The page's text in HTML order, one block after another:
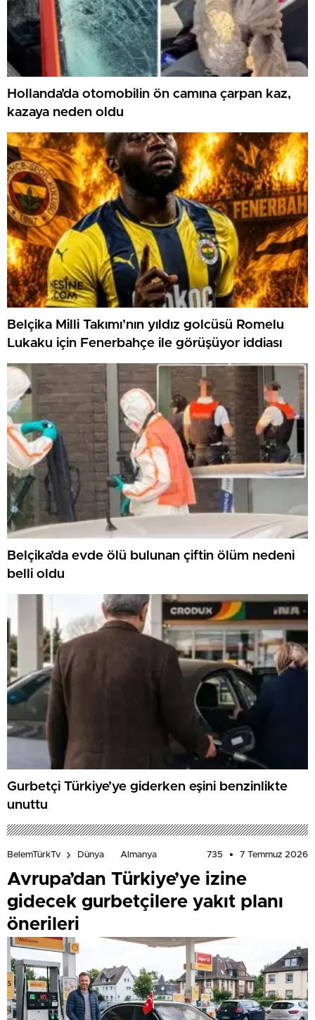
Hollanda’da otomobilin ön camına çarpan kaz,
kazaya neden oldu
Belçika Milli Takımı’nın yıldız golcüsü Romelu
Lukaku için Fenerbahçe ile görüşüyor iddiası
Belçika’da evde ölü bulunan çiftin ölüm nedeni
belli oldu
Gurbetçi Türkiye’ye giderken eşini benzinlikte
unuttu
BelemTürkTv Dünya Almanya 735 7 Temmuz 2026
Avrupa’dan Türkiye’ye izine
gidecek gurbetçilere yakıt planı
önerileri